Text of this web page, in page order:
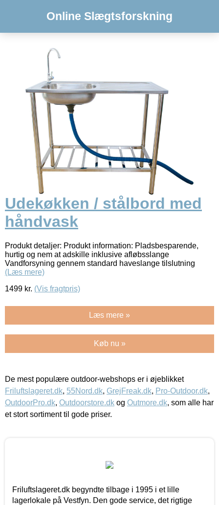
Online Slægtsforskning
Udekøkken / stålbord med
håndvask
Produkt detaljer: Produkt information: Pladsbesparende,
hurtig og nem at adskille inklusive afløbsslange
Vandforsyning gennem standard haveslange tilslutning
(Læs mere)
1499 kr. (Vis fragtpris)
Læs mere »
Køb nu »
De mest populære outdoor-webshops er i øjeblikket
Friluftslageret.dk, 55Nord.dk, GrejFreak.dk, Pro-Outdoor.dk,
OutdoorPro.dk, Outdoorstore.dk og Outmore.dk, som alle har
et stort sortiment til gode priser.
Friluftslageret.dk begyndte tilbage i 1995 i et lille
lagerlokale på Vestfyn. Den gode service, det rigtige